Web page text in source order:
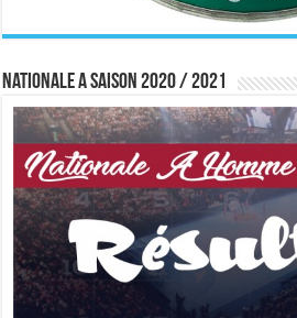
Nationale A saison 2020 / 2021